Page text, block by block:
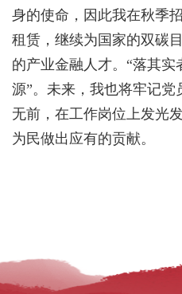
身的使命，因此我在秋季
租赁，继续为国家的双碳
的产业金融人才。“落其
源”。未来，我也将牢记
无前，在工作岗位上发光
为民做出应有的贡献。